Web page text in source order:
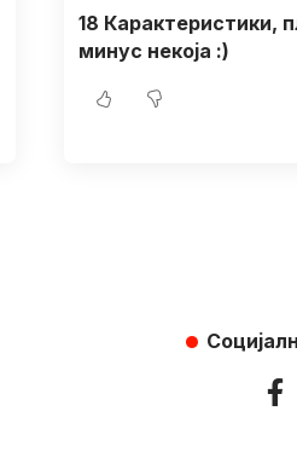
18 Карактеристики,
минус некоја :)